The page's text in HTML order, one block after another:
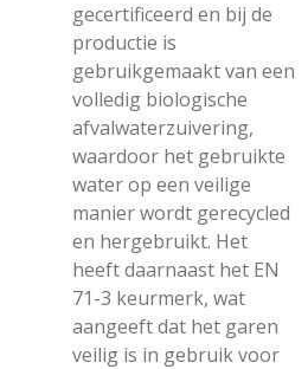
gecertificeerd en bij de
productie is
gebruikgemaakt van een
volledig biologische
afvalwaterzuivering,
waardoor het gebruikte
water op een veilige
manier wordt gerecycled
en hergebruikt. Het
heeft daarnaast het EN
71-3 keurmerk, wat
aangeeft dat het garen
veilig is in gebruik voor